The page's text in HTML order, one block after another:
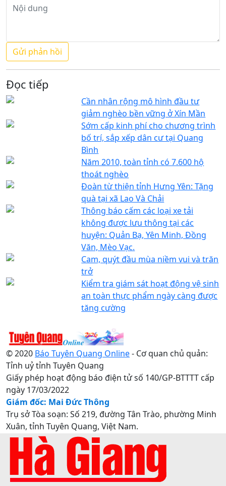
Đọc tiếp
Cần nhân rộng mô hình đầu tư
giảm nghèo bền vững ở Xín Mần
Sớm cấp kinh phí cho chương trình
bố trí, sắp xếp dân cư tại Quang
Bình
Năm 2010, toàn tỉnh có 7.600 hộ
thoát nghèo
Đoàn từ thiện tỉnh Hưng Yên: Tặng
quà tại xã Lao Và Chải
Thông báo cấm các loại xe tải
không được lưu thông tại các
huyện: Quản Bạ, Yên Minh, Đồng
Văn, Mèo Vạc.
Cam, quýt đầu mùa niềm vui và trăn
trở
Kiểm tra giám sát hoạt động vệ sinh
an toàn thực phẩm ngày càng được
tăng cường
© 2020 Báo Tuyên Quang Online- Cơ quan chủ quản:
Tỉnh uỷ tỉnh Tuyên Quang
Giấy phép hoạt động báo điện tử số 140/GP-BTTTT cấp
ngày 17/03/2022
Giám đốc: Mai Đức Thông
Trụ sở Tòa soạn: Số 219, đường Tân Trào, phường Minh
Xuân, tỉnh Tuyên Quang, Việt Nam.
Điện thoại: 0207.3822820 - 0207.3817155 / Fax:
0207.3822821 - Email:
baotuyenquang.com.vn@gmail.com